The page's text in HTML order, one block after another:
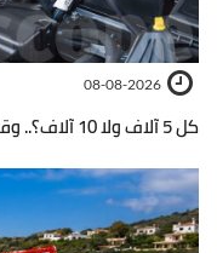
08-08-2026
كل 5 آلاف ولا 10 آلاف؟.. وقتاش بالحق لازمك تبدّل زيت كرهبتك؟